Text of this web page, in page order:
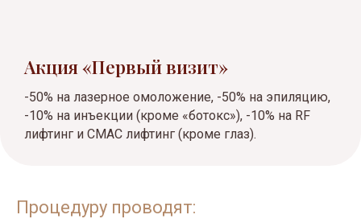
Акция «Первый визит»
-50% на лазерное омоложение, -50% на эпиляцию,
-10% на инъекции (кроме «ботокс»), -10% на RF
лифтинг и СМАС лифтинг (кроме глаз).
Процедуру проводят: